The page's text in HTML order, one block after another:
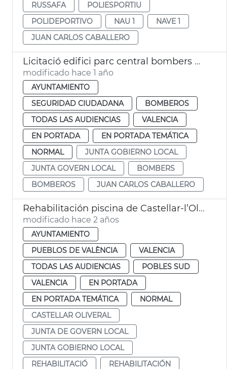
RUSSAFA
POLIESPORTIU
POLIDEPORTIVO
NAU 1
NAVE 1
JUAN CARLOS CABALLERO
Licitació edifici parc central bombers València
modificado hace 1 año
AYUNTAMIENTO
SEGURIDAD CIUDADANA
BOMBEROS
TODAS LAS AUDIENCIAS
VALENCIA
EN PORTADA
EN PORTADA TEMÁTICA
NORMAL
JUNTA GOBIERNO LOCAL
JUNTA GOVERN LOCAL
BOMBERS
BOMBEROS
JUAN CARLOS CABALLERO
Rehabilitación piscina de Castellar-l’Oliveral
modificado hace 2 años
AYUNTAMIENTO
PUEBLOS DE VALÈNCIA
VALENCIA
TODAS LAS AUDIENCIAS
POBLES SUD
VALENCIA
EN PORTADA
EN PORTADA TEMÁTICA
NORMAL
CASTELLAR OLIVERAL
JUNTA DE GOVERN LOCAL
JUNTA GOBIERNO LOCAL
REHABILITACIÓ
REHABILITACIÓN